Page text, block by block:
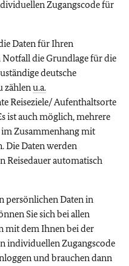
Zugangscode für
Daten für Ihren
die Grundlage für die
deutsche
zählenu.a.
Reiseziele/ Aufenthaltsorte
ist auch möglich, mehrere
im Zusammenhang mit
Die Daten werden
Reisedauer automatisch
persönlichen Daten in
Sie sich bei allen
mit dem Ihnen bei der
individuellen Zugangscode
und brauchen dann